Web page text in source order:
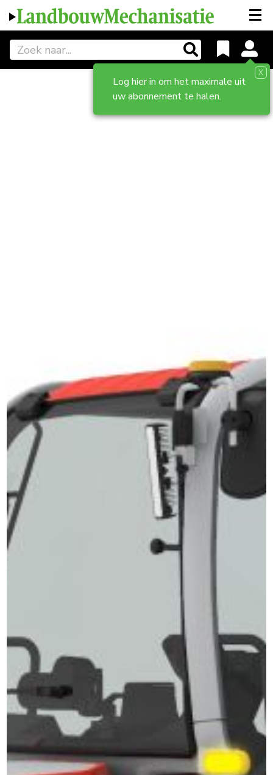
Log hier in om het maximale uit
uw abonnement te halen.
X